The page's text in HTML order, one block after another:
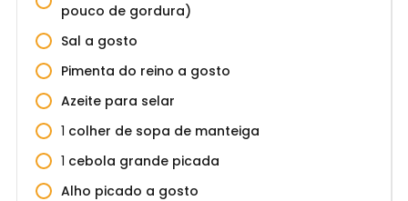
pouco de gordura)
Sal a gosto
Pimenta do reino a gosto
Azeite para selar
1 colher de sopa de manteiga
1 cebola grande picada
Alho picado a gosto